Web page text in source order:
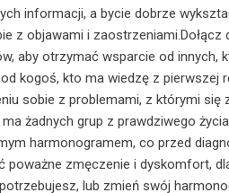
informacji, a bycie dobrze
z objawami i
aby otrzymać wsparcie od innych,
kogoś, kto ma wiedzę z pierwszej
sobie z problemami, z którymi się
żadnych grup z prawdziwego
harmonogramem, co przed
poważne zmęczenie i dyskomfort,
lub zmień swój